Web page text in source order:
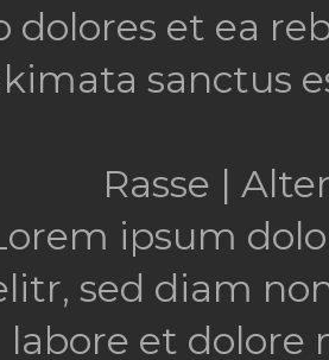
dolores et ea
sanctus
Rasse |
ipsum
sed diam
labore et dolore